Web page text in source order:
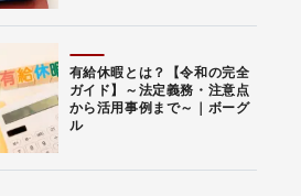
有給休暇とは？【令和の完全
ガイド】～法定義務・注意点
から活用事例まで～｜ボーグ
ル